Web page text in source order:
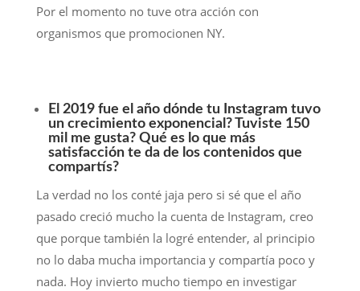
Por el momento no tuve otra acción con
organismos que promocionen NY.
El 2019 fue el año dónde tu Instagram tuvo
un crecimiento exponencial? Tuviste 150
mil me gusta? Qué es lo que más
satisfacción te da de los contenidos que
compartís?
La verdad no los conté jaja pero si sé que el año
pasado creció mucho la cuenta de Instagram, creo
que porque también la logré entender, al principio
no lo daba mucha importancia y compartía poco y
nada. Hoy invierto mucho tiempo en investigar